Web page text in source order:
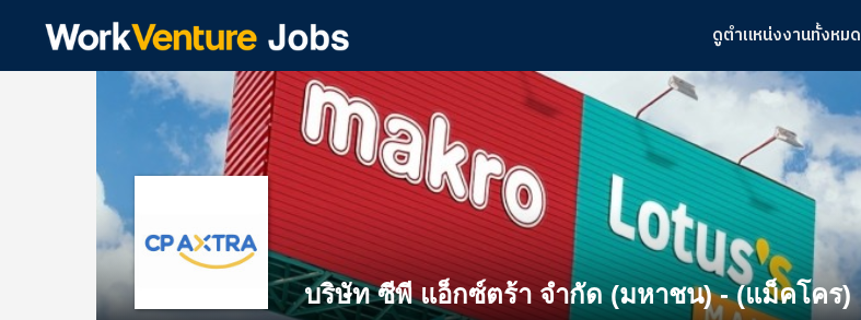
ดูตำแหน่งงานทั้งหมด
บริษัท ซีพี แอ็กซ์ตร้า จำกัด (มหาชน) - (แม็คโคร)